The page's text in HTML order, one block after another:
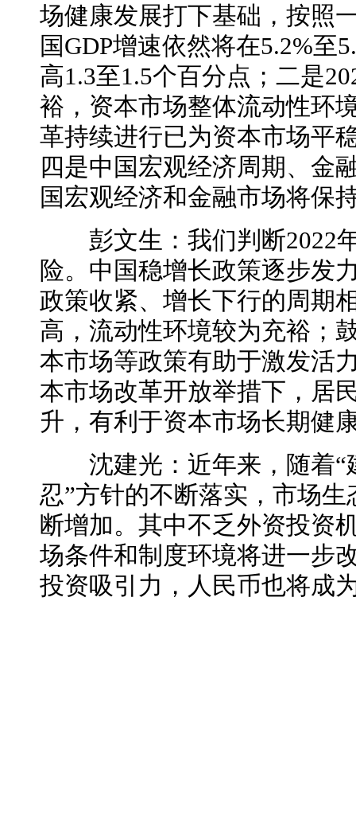
场健康发展打下基础，按照
国GDP增速依然将在5.2%至
高1.3至1.5个百分点；二是
裕，资本市场整体流动性环
革持续进行已为资本市场平
四是中国宏观经济周期、金
国宏观经济和金融市场将保
彭文生：我们判断2022
险。中国稳增长政策逐步发
政策收紧、增长下行的周期
高，流动性环境较为充裕；
本市场等政策有助于激发活
本市场改革开放举措下，居
升，有利于资本市场长期健
沈建光：近年来，随着“
忍”方针的不断落实，市场
断增加。其中不乏外资投资
场条件和制度环境将进一步
投资吸引力，人民币也将成